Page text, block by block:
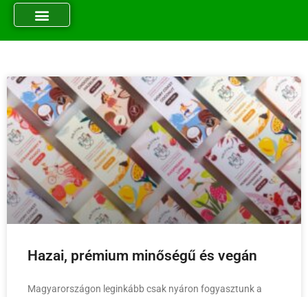
Hazai, prémium minőségű és vegán
Magyarországon leginkább csak nyáron fogyasztunk a